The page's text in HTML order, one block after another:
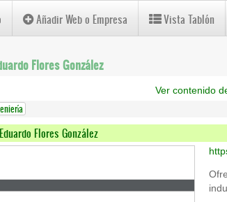
Añadir Web o Empresa Vista Tablón
Flores González
Ver contenido
Flores González